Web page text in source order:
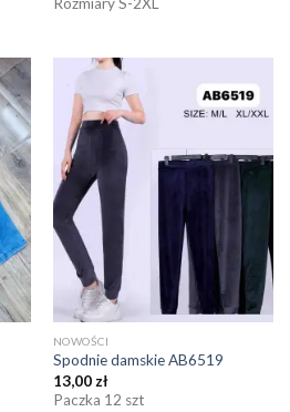
NOWOŚCI
Spodnie damskie AB6519
13,00 zł
Paczka 12 szt